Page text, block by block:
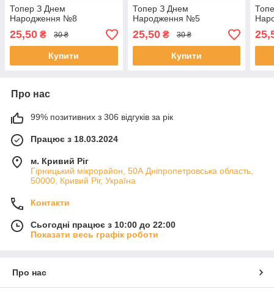
Топер З Днем
Народження №8
25,50 ₴ 30 ₴
Купити
Топер З Днем
Народження №5
25,50₴ 30 ₴
Купити
Про нас
99% позитивних з 306 відгуків за рік
Працює з 18.03.2024
м. Кривий Ріг
Гірницький мікрорайон, 50А Дніпропетровська область,
50000, Кривий Ріг, Україна
Контакти
Сьогодні працює з 10:00 до 22:00
Показати весь графік роботи
Про нас